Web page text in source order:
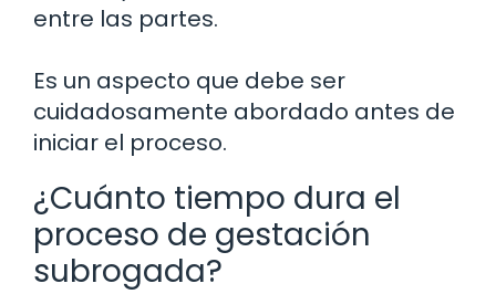
entre las partes.
Es un aspecto que debe ser
cuidadosamente abordado antes de
iniciar el proceso.
¿Cuánto tiempo dura el
proceso de gestación
subrogada?